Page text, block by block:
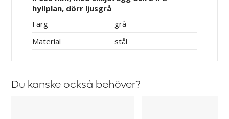
hyllplan, dörr ljusgrå
Färg
grå
Material
stål
Du kanske också behöver?